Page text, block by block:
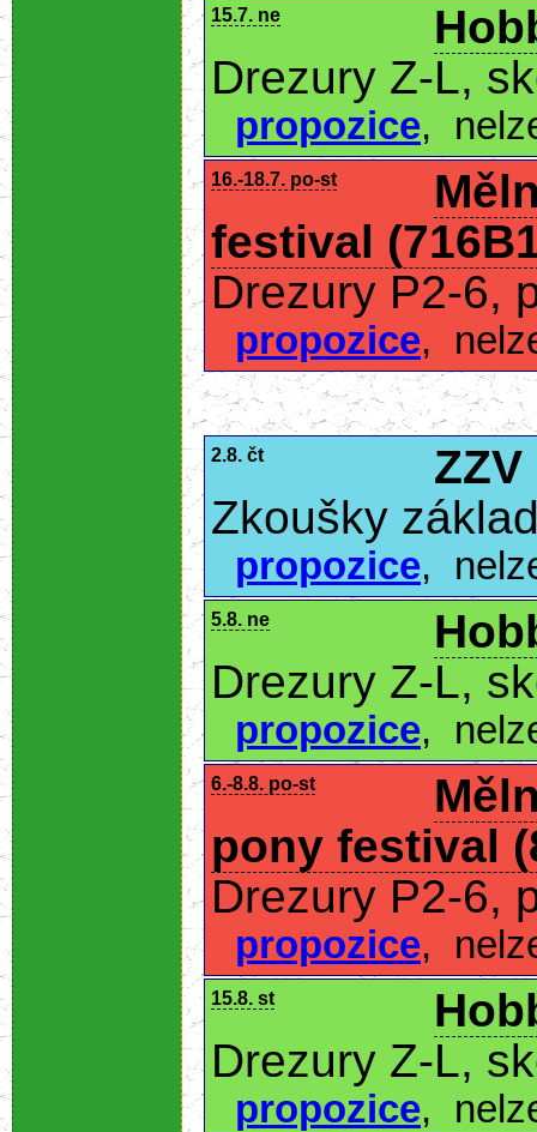
15.7. ne
Drezury Z-L,
propozice,
16.-18.7. po-st
festival
Drezury P2-6,
propozice,
2.8. čt
ZZV
Zkoušky
propozice,
5.8. ne
Drezury Z-L,
propozice,
6.-8.8. po-st
pony festival
Drezury P2-6,
propozice,
15.8. st
Drezury Z-L,
propozice,